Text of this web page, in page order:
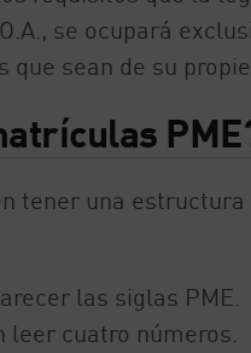
se ocupará
sean de su
tener una
las siglas PME.
leer cuatro números.